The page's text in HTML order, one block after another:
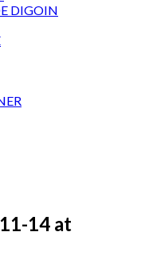
DIGOIN
14 at